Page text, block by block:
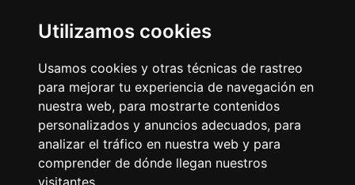
Utilizamos cookies
Usamos cookies y otras técnicas de rastreo
para mejorar tu experiencia de navegación en
nuestra web, para mostrarte contenidos
personalizados y anuncios adecuados, para
analizar el tráfico en nuestra web y para
comprender de dónde llegan nuestros
visitantes.
C/Eladio Bustamante, 1
Tfno:947 126 211
E-mail:info@valledemena.es
MAPA WEB